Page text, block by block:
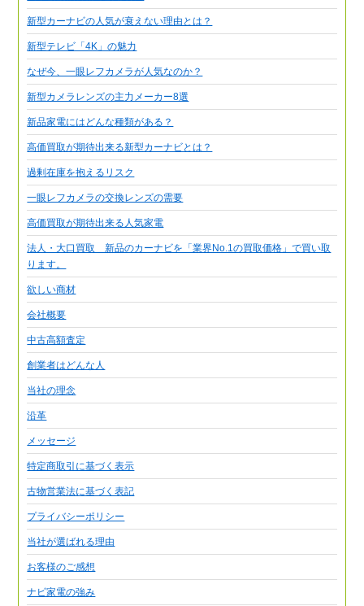
新型カーナビの人気が衰えない理由とは？
新型テレビ「4K」の魅力
なぜ今、一眼レフカメラが人気なのか？
新型カメラレンズの主力メーカー8選
新品家電にはどんな種類がある？
高価買取が期待出来る新型カーナビとは？
過剰在庫を抱えるリスク
一眼レフカメラの交換レンズの需要
高価買取が期待出来る人気家電
法人・大口買取 新品のカーナビを「業界No.1の買取価格」で買い取
ります。
欲しい商材
会社概要
中古高額査定
創業者はどんな人
当社の理念
沿革
メッセージ
特定商取引に基づく表示
古物営業法に基づく表記
プライバシーポリシー
当社が選ばれる理由
お客様のご感想
ナビ家電の強み